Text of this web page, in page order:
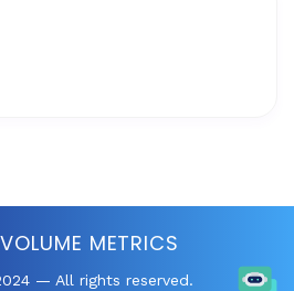
METRICS
— All rights reserved.